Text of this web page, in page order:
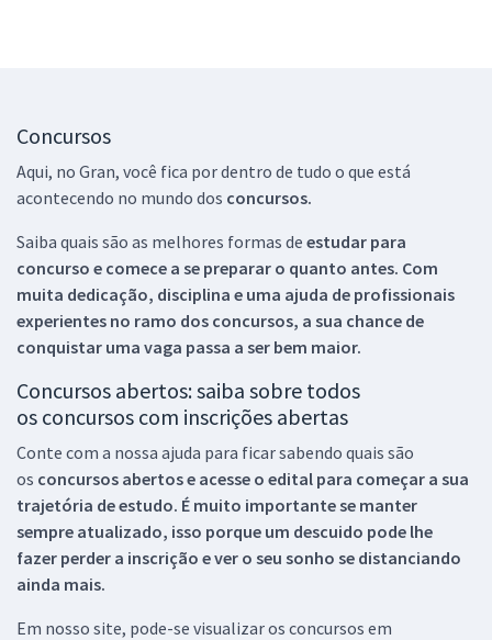
Concursos
Aqui, no Gran, você fica por dentro de tudo o que está
acontecendo no mundo dos concursos.
Saiba quais são as melhores formas de estudar para
concurso e comece a se preparar o quanto antes. Com
muita dedicação, disciplina e uma ajuda de profissionais
experientes no ramo dos concursos, a sua chance de
conquistar uma vaga passa a ser bem maior.
Concursos abertos: saiba sobre todos
os concursos com inscrições abertas
Conte com a nossa ajuda para ficar sabendo quais são
os concursos abertos e acesse o edital para começar a sua
trajetória de estudo. É muito importante se manter
sempre atualizado, isso porque um descuido pode lhe
fazer perder a inscrição e ver o seu sonho se distanciando
ainda mais.
Em nosso site, pode-se visualizar os concursos em